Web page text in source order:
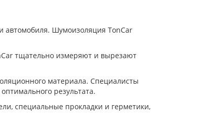
автомобиля. Шумоизоляция TonCar
тщательно измеряют и вырезают
материала. Специалисты
результата.
специальные прокладки и герметики,